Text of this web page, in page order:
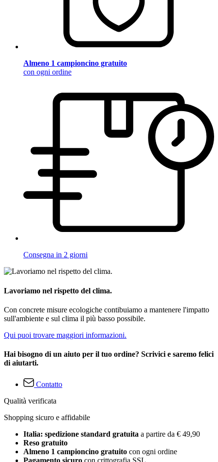
Almeno 1 campioncino gratuito
con ogni ordine
Consegna in 2 giorni
Lavoriamo nel rispetto del clima.
Con concrete misure ecologiche contibuiamo a mantenere l'impatto
sull'ambiente e sul clima il più basso possibile.
Qui puoi trovare maggiori informazioni.
Hai bisogno di un aiuto per il tuo ordine? Scrivici e saremo felici
di aiutarti.
Contatto
Qualità verificata
Shopping sicuro e affidabile
Italia: spedizione standard gratuita a partire da € 49,90
Reso gratuito
Almeno 1 campioncino gratuito con ogni ordine
Pagamento sicuro con crittografia SSL